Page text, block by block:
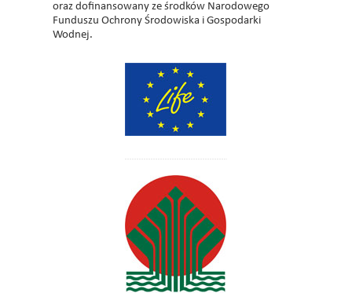
oraz dofinansowany ze środków Narodowego
Funduszu Ochrony Środowiska i Gospodarki
Wodnej.